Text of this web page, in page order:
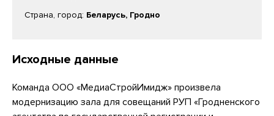
Страна, город: Беларусь, Гродно
Исходные данные
Команда ООО «МедиаСтройИмидж» произвела
модернизацию зала для совещаний РУП «Гродненского